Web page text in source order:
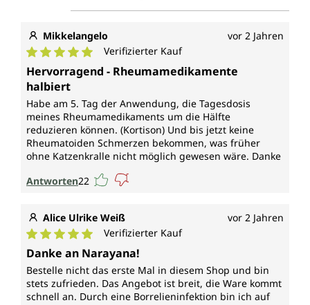
Mikkelangelo vor 2 Jahren
Durchschnittliche Bewertung von 5 von 5 Sternen
Verifizierter Kauf
Hervorragend - Rheumamedikamente
halbiert
Habe am 5. Tag der Anwendung, die Tagesdosis
meines Rheumamedikaments um die Hälfte
reduzieren können. (Kortison) Und bis jetzt keine
Rheumatoiden Schmerzen bekommen, was früher
ohne Katzenkralle nicht möglich gewesen wäre. Danke
Antworten22
Alice Ulrike Weiß vor 2 Jahren
Durchschnittliche Bewertung von 5 von 5 Sternen
Verifizierter Kauf
Danke an Narayana!
Bestelle nicht das erste Mal in diesem Shop und bin
stets zufrieden. Das Angebot ist breit, die Ware kommt
schnell an. Durch eine Borrelieninfektion bin ich auf